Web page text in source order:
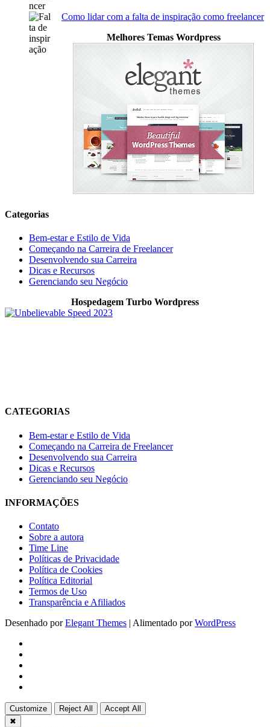
Como lidar com a falta de inspiração como freelancer
Melhores Temas Wordpress
Categorias
Bem-estar e Estilo de Vida
Começando na Carreira de Freelancer
Desenvolvendo sua Carreira
Dicas e Recursos
Gerenciando seu Negócio
Hospedagem Turbo Wordpress
CATEGORIAS
Bem-estar e Estilo de Vida
Começando na Carreira de Freelancer
Desenvolvendo sua Carreira
Dicas e Recursos
Gerenciando seu Negócio
INFORMAÇÕES
Contato
Sobre a autora
Time Line
Políticas de Privacidade
Política de Cookies
Política Editorial
Termos de Uso
Transparência e Afiliados
Desenhado porElegant Themes | Alimentado porWordPress
Customize Reject All
Accept All
✖